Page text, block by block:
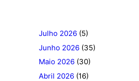
Julho 2026 (5)
Junho 2026 (35)
Maio 2026 (30)
Abril 2026 (16)